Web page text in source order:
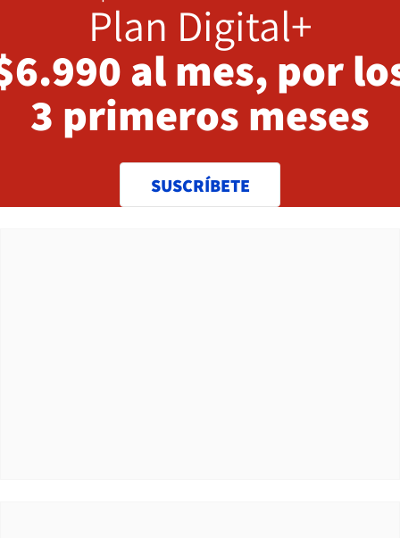
Plan Digital+
al mes, por
3 primeros meses
SUSCRÍBETE